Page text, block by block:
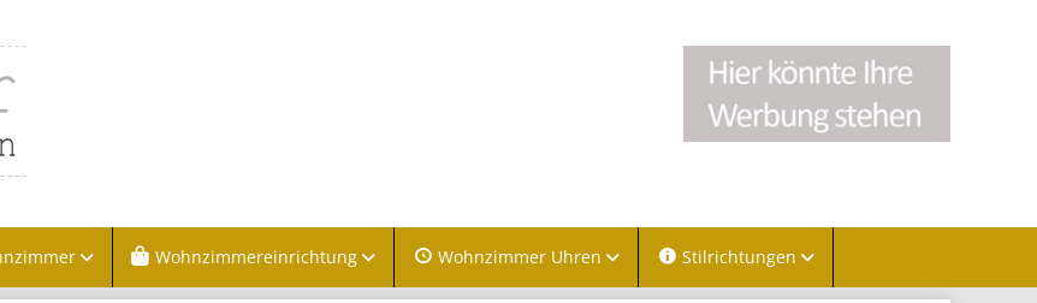
Wohnzimmereinrichtung Wohnzimmer Uhren Stilrichtungen